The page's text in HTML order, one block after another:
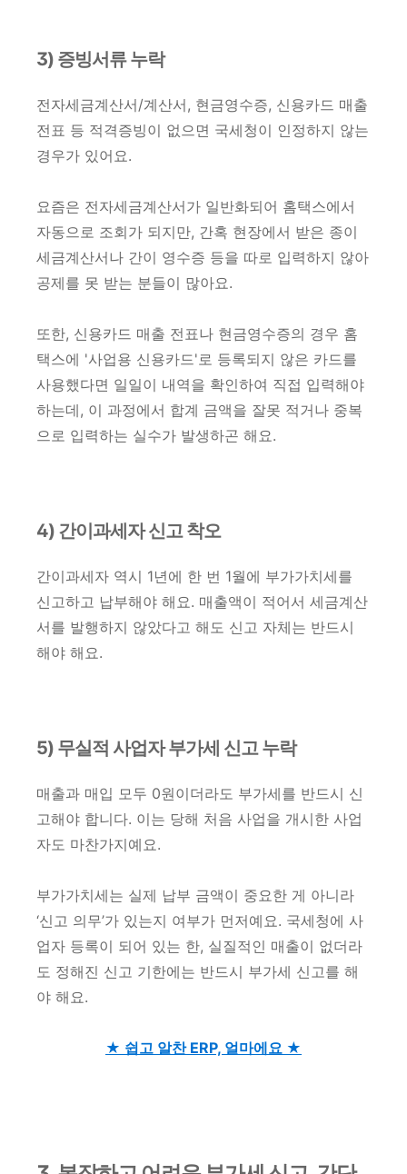
3) 증빙서류 누락
전자세금계산서/계산서, 현금영수증, 신용카드 매출
전표 등 적격증빙이 없으면 국세청이 인정하지 않는
경우가 있어요.
요즘은 전자세금계산서가 일반화되어 홈택스에서
자동으로 조회가 되지만, 간혹 현장에서 받은 종이
세금계산서나 간이 영수증 등을 따로 입력하지 않아
공제를 못 받는 분들이 많아요.
또한, 신용카드 매출 전표나 현금영수증의 경우 홈
택스에 '사업용 신용카드'로 등록되지 않은 카드를
사용했다면 일일이 내역을 확인하여 직접 입력해야
하는데, 이 과정에서 합계 금액을 잘못 적거나 중복
으로 입력하는 실수가 발생하곤 해요.
4) 간이과세자 신고 착오
간이과세자 역시 1년에 한 번 1월에 부가가치세를
신고하고 납부해야 해요. 매출액이 적어서 세금계산
서를 발행하지 않았다고 해도 신고 자체는 반드시
해야 해요.
5) 무실적 사업자 부가세 신고 누락
매출과 매입 모두 0원이더라도 부가세를 반드시 신
고해야 합니다. 이는 당해 처음 사업을 개시한 사업
자도 마찬가지예요.
부가가치세는 실제 납부 금액이 중요한 게 아니라
‘신고 의무’가 있는지 여부가 먼저예요. 국세청에 사
업자 등록이 되어 있는 한, 실질적인 매출이 없더라
도 정해진 신고 기한에는 반드시 부가세 신고를 해
야 해요.
★ 쉽고 알찬 ERP, 얼마에요 ★